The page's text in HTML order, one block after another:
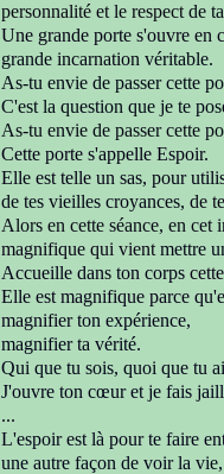
personnalité et le respect de
Une grande porte s'ouvre en
grande incarnation véritable.
As-tu envie de passer cette
C'est la question que je te
As-tu envie de passer cette
Cette porte s'appelle Espoir.
Elle est telle un sas, pour
de tes vieilles croyances, de
Alors en cette séance, en cet
magnifique qui vient mettre
Accueille dans ton corps
Elle est magnifique parce
magnifierton expérience,
magnifier ta vérité.
Qui que tu sois, quoi que tu
J'ouvre ton cœuret je fais
...
L'espoir est là pour te faire
une autre façon de voir la vie,